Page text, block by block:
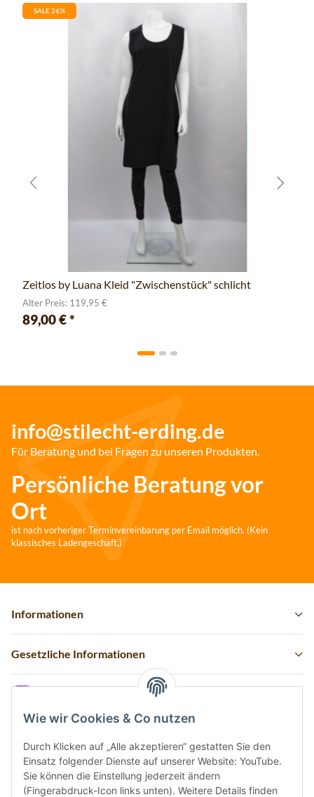
Wie wir Cookies & Co nutzen
Durch Klicken auf „Alle akzeptieren“ gestatten Sie den
Einsatz folgender Dienste auf unserer Website: YouTube.
Sie können die Einstellung jederzeit ändern
(Fingerabdruck-Icon links unten). Weitere Details finden
SALE 26%
Zeitlos by Luana Kleid "Zwischenstück" schlicht
Alter Preis: 119,95 €
89,00 €*
info@stilecht-erding.de
Für Beratung und bei Fragen zu unseren Produkten.
Persönliche Beratung vor
Ort
ist nach vorheriger Terminvereinbarung per Email möglich. (Kein
klassisches Ladengeschäft.)
Informationen
Gesetzliche Informationen
Vertrag widerrufen
Sicher bezahlen via: